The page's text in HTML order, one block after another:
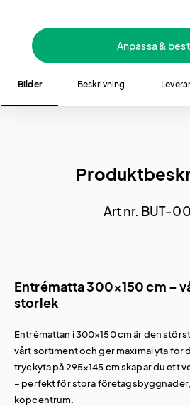
Anpassa &
Bilder Beskrivning
Art nr. BUT-
Entrématta 300×150 cm –
storlek
Entrémattan i 300×150 cm är den
vårt sortiment och ger maximal yta för
tryckyta på 295×145 cm skapar du ett
– perfekt för stora
köpcentrum.